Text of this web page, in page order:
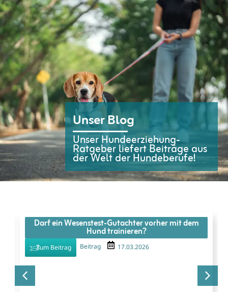
Unser Blog
Unser Hundeerziehung-
Ratgeber liefert Beiträge aus
der Welt der Hundeberufe!
Darf ein Wesenstest-Gutachter vorher mit dem
Hund trainieren?
Zum Beitrag Beitrag 17.03.2026